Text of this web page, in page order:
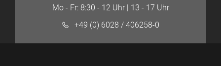
Mo - Fr: 8:30 - 12 Uhr | 13 - 17 Uhr
+49 (0) 6028 / 406258-0